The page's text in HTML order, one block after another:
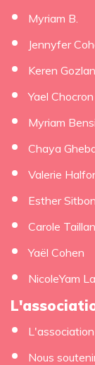
Myriam B.
Jennyfer
Keren Gozlan
Yael Chocron
Myriam
Chaya
Valerie
Esther Sitbon
Carole
Yaël Cohen
NicoleYam
L'association
Nous